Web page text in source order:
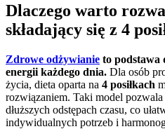
Dlaczego warto
składający się z 4
Zdrowe odżywianie to podstawa
energii każdego dnia. Dla osób
życia, dieta oparta na 4 posiłkach
rozwiązaniem. Taki model
dłuższych odstępach czasu, co
indywidualnych potrzeb i